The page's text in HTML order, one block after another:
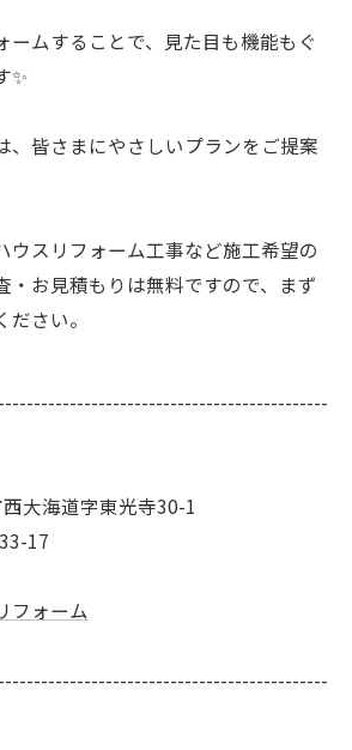
ームすることで、見た目も機能もぐ
✨
、皆さまにやさしいプランをご提案
ウスリフォーム工事など施工希望の
・お見積もりは無料ですので、まず
さい。
大海道字東光寺30-1
17
フォーム